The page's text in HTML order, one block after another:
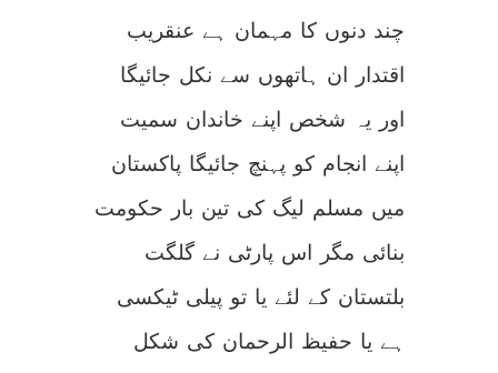
چند دنوں کا مہمان ہے عنقریب
اقتدار ان ہاتھوں سے نکل جائیگا
اور یہ شخص اپنے خاندان سمیت
اپنے انجام کو پہنچ جائیگا پاکستان
میں مسلم لیگ کی تین بار حکومت
بنائی مگر اس پارٹی نے گلگت
بلتستان کے لئے یا تو پیلی ٹیکسی
ہے یا حفیظ الرحمان کی شکل